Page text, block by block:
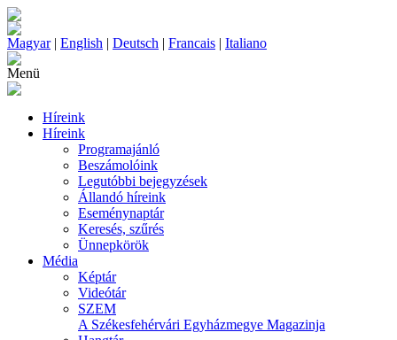
Magyar| English | Deutsch | Francais | Italiano
Menü
Híreink
Híreink
Programajánló
Beszámolóink
Legutóbbi bejegyzések
Állandó híreink
Eseménynaptár
Keresés, szűrés
Ünnepkörök
Média
Képtár
Videótár
SZEM
A Székesfehérvári Egyházmegye Magazinja